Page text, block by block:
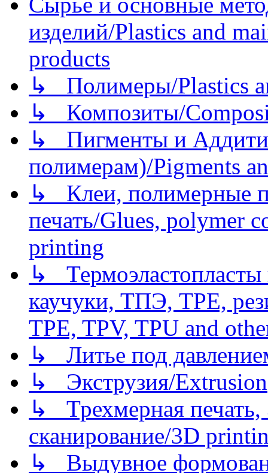
изделий/Plastics and
products
↳ Полимеры/Plastics
↳ Композиты/
↳ Пигменты и
полимерам)/Pigments
↳ Клеи, полимерные
печать/Glues, polymer
printing
↳
каучуки, ТПЭ, TPE,
TPE, TPV, TPU and
↳ Литье под
↳ Экструзия/Extrusion
↳ Трехмерная
сканирование/3D
↳ Выдувное